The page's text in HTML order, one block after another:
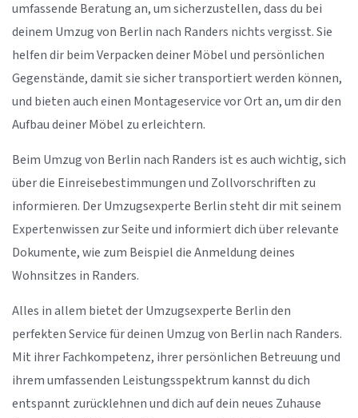
umfassende Beratung an, um sicherzustellen, dass du bei
deinem Umzug von Berlin nach Randers nichts vergisst. Sie
helfen dir beim Verpacken deiner Möbel und persönlichen
Gegenstände, damit sie sicher transportiert werden können,
und bieten auch einen Montageservice vor Ort an, um dir den
Aufbau deiner Möbel zu erleichtern.
Beim Umzug von Berlin nach Randers ist es auch wichtig, sich
über die Einreisebestimmungen und Zollvorschriften zu
informieren. Der Umzugsexperte Berlin steht dir mit seinem
Expertenwissen zur Seite und informiert dich über relevante
Dokumente, wie zum Beispiel die Anmeldung deines
Wohnsitzes in Randers.
Alles in allem bietet der Umzugsexperte Berlin den
perfekten Service für deinen Umzug von Berlin nach Randers.
Mit ihrer Fachkompetenz, ihrer persönlichen Betreuung und
ihrem umfassenden Leistungsspektrum kannst du dich
entspannt zurücklehnen und dich auf dein neues Zuhause